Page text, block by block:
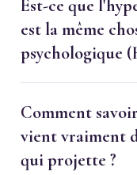
Est-ce que
est la même
psychologique
personne à
décrite par la
informations
Comment
vient vraiment
qui projette ?